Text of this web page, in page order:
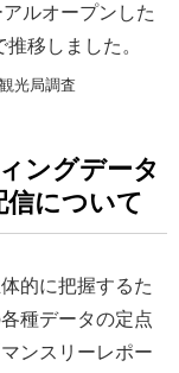
ルオープンした
移しました。
光局調査
ングデータ
信について
的に把握するた
種データの定点
ンスリーレポー